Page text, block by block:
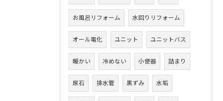
お風呂リフォーム 水回りリフォーム
オール電化 ユニット ユニットバス
暖かい 冷めない 小便器 詰まり
尿石 排水管 黒ずみ 水垢